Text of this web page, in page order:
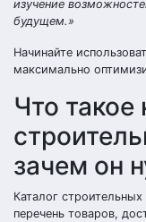
изучение
будущем.»
Начинайте
максимально
Что такое
зачем он
Каталог
перечень товаров,